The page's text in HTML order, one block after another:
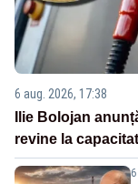
6 aug. 2026, 17:38
Ilie Bolojan
revine la